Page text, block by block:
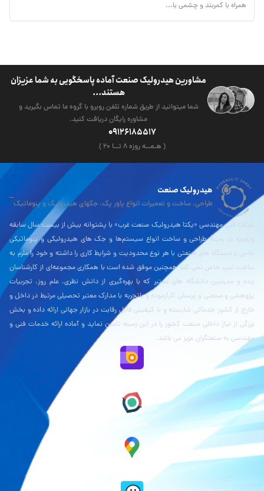
همراه با کمربند و چشمی با...
مشاورین هیدرولیک صنعت آماده پاسخگویی به شما عزیزان
هستند...
شما میتوانید از طریق شماره تلفن روبرو با گروه ما تماس بگیرید و
مشاوره رایگان دریافت کنید.
09126185517
( هـمــه روزه ۸ تــا ۲۰ )
هیدرولیک صنعت
طراحی، ساخت و تعمیرات انواع پاور پک، جکهای هیدرولیک و پنوماتیک
شرکت فنی مهندسی «یکتا هیدرولیک صنعت غرب» با پشتوانه بیش از بیست سال سابقه
وتجربه در زمینۀ طراحی و ساخت انواع سیستم‌ها و جک های هیدرولیکی و پنوماتیکی
خاص و دستگاه های صنعتی با هر نوع محدودیت و شرایط کاری را داشته و خود را ملزم به
ساخت تیپ خاص نمی کند همچنین موفق شده است با همکاری مجموعه‌ای از کارشناسان
زبده و مدرسین دانشگاه های معتبر که با بهره‌گیری از دانش نظری، علم روز، تجربیات
پژوهشی و صنعتی و پرسنلی کارآزموده و باتجربه با مدارک معتبر تحصیلی مرتبط در داخل و
خارج از کشور خدماتی شایسته و با کیفیتی قابل رقابت در بازار جهانی ارائه داده و بخش
بزرگی از نیاز داخلی صنعت کشور را در این زمینه تامین نماید و آماده ارائه خدمات فنی و
مهندسی به صنعتگران عزیز می باشد.
نقشه نشان